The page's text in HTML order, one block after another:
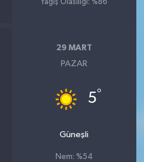
Yağış Olasılığı: %86
29 MART
PAZAR
5°
Güneşli
Nem: %54